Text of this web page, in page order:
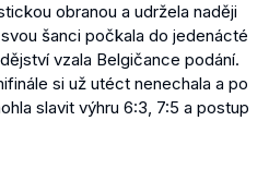
obranou a udržela naději
šanci počkala do jedenácté
vzala Belgičance podání.
si už utéct nenechala a po
slavit výhru 6:3, 7:5 a postup